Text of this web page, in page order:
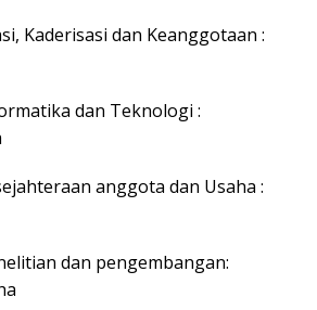
Kaderisasi dan Keanggotaan :
dan Teknologi :
anggota dan Usaha :
dan pengembangan: